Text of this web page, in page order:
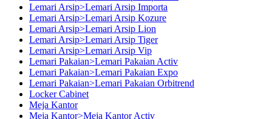
Lemari Arsip>Lemari Arsip Importa
Lemari Arsip>Lemari Arsip Kozure
Lemari Arsip>Lemari Arsip Lion
Lemari Arsip>Lemari Arsip Tiger
Lemari Arsip>Lemari Arsip Vip
Lemari Pakaian>Lemari Pakaian Activ
Lemari Pakaian>Lemari Pakaian Expo
Lemari Pakaian>Lemari Pakaian Orbitrend
Locker Cabinet
Meja Kantor
Meja Kantor>Meja Kantor Activ